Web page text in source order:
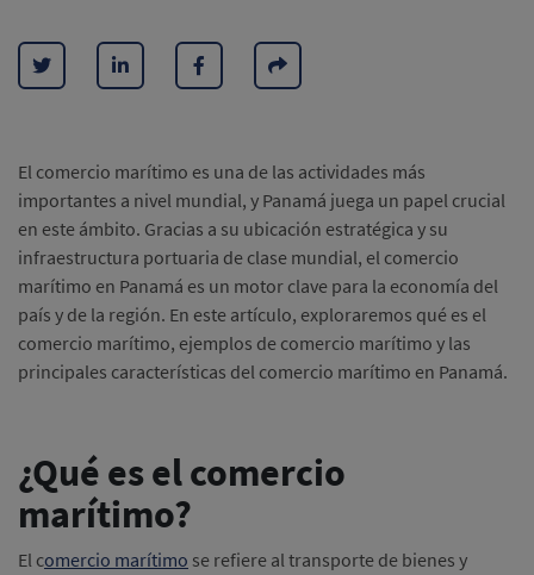
El comercio marítimo es una de las actividades más
importantes a nivel mundial, y Panamá juega un papel crucial
en este ámbito. Gracias a su ubicación estratégica y su
infraestructura portuaria de clase mundial, el comercio
marítimo en Panamá es un motor clave para la economía del
país y de la región. En este artículo, exploraremos qué es el
comercio marítimo, ejemplos de comercio marítimo y las
principales características del comercio marítimo en Panamá.
¿Qué es el comercio
marítimo?
El comercio marítimo se refiere al transporte de bienes y